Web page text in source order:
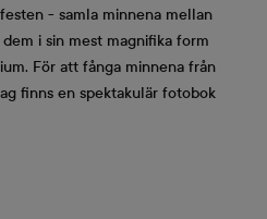
- samla minnena mellan
i sin mest magnifika form
För att fånga minnena från
finns en spektakulär fotobok